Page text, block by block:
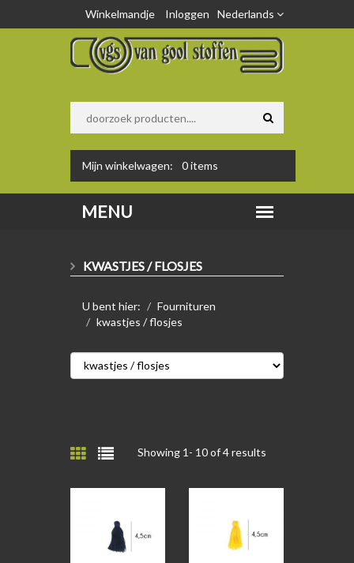
Nederlands
Winkelmandje Inloggen
Mijn winkelwagen: 0items
KWASTJES / FLOSJES
U bent hier:
Fournituren
kwastjes / flosjes
Showing 1- 10of 4 results